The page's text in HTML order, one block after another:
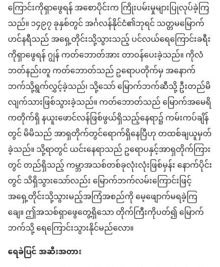
ကြောင်းကိုရှာဖွေရန် အစောပိုင်းက ကြိုးပမ်းမှုများပြုလုပ်ခဲ့ကြ
သည်။ ၁၄၉၇ ခုနှစ်တွင် အင်္ဂလန်နိုင်ငံ၏ဘုရင် သတ္တမမြောက်
ဟင်နရီသည် အရှေ့တိုင်းသို့သွားသည့် ပင်လယ်ရေကြောင်းခရီး
ကိုရှာဖွေရန် ဂျွန် ကတ်ဘောတ်အား တာဝန်ပေးခဲ့သည်။ ကိုလံ
ဘတ်နည်းတူ ကတ်ဘောတ်သည် ဥရောပတိုက်မှ အနောက်
ဘက်သို့ရွက်လွှင့်ခဲ့သည်၊ သို့သော် မြောက်ဘက်ဆီသို့ ဦးတည်မိ
လျက်သားဖြစ်သွားခဲ့သည်။ ကတ်ဘောတ်သည် မြောက်အမေရိ
ကတိုက်ရှိ နယူးဖောင်လန်ဖြစ်ဖွယ်ရှိသည့်နေရာ၌ ကမ်းကပ်ချိန်
တွင် မိမိသည် အာရှတိုက်တွင်ရောက်ရှိနေပြီဟု တထစ်ချယူမှတ်
ခဲ့သည်။ သို့ရာတွင် ယင်းနေရာသည် ဥရောပနှင့်အာရှတိုက်ကြား
တွင် တည်ရှိသည့် ကမ္ဘာအသစ်တစ်ခုလုံးလုံးဖြစ်မှန်း နောက်ပိုင်း
တွင် သိရှိသွားသော်လည်း မြောက်ဘက်လမ်းကြောင်းဖြင့်
အရှေ့တိုင်းသို့သွားမည့်အကြံအစည်ကို မေ့ဖျောက်မရခဲ့ကြ
ချေ။ ဤအသစ်ရှာဖွေတွေ့ရှိသော တိုက်ကြီးကိုပတ်၍ မြောက်
ဘက်သို့ ရေကြောင်းသွားနိုင်မည်လော။
ရေခဲပြင် အဆီးအတား